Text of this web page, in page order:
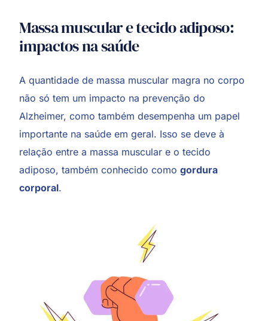
Massa muscular e tecido adiposo:
impactos na saúde
A quantidade de massa muscular magra no corpo
não só tem um impacto na prevenção do
Alzheimer, como também desempenha um papel
importante na saúde em geral. Isso se deve à
relação entre a massa muscular e o tecido
adiposo, também conhecido comogordura
corporal.